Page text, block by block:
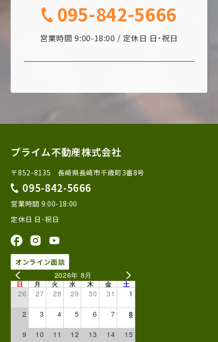
095-842-5666
営業時間 9:00-18:00 / 定休日 日･祝日
プライム不動産株式会社
〒852-8135 長崎県長崎市千歳町3番8号
095-842-5666
営業時間 9:00-18:00
定休日 日･祝日
オンライン面談
2026年 8月
日 月 火 水 木 金 土
26 27 28 29 30 31 1
2 3 4 5 6 7 8
9 10 11 12 13 14 15